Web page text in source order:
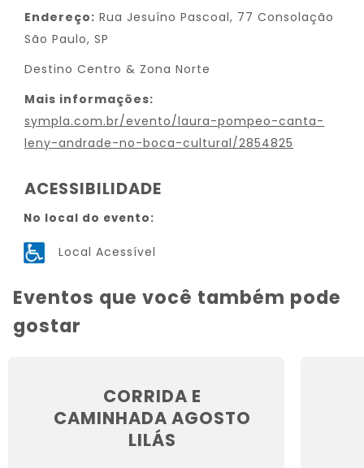
Endereço: Rua Jesuíno Pascoal, 77 Consolação
São Paulo, SP
Destino Centro & Zona Norte
Mais informações:
sympla.com.br/evento/laura-pompeo-canta-
leny-andrade-no-boca-cultural/2854825
ACESSIBILIDADE
No local do evento:
Local Acessível
Eventos que você também pode
gostar
CORRIDA E
CAMINHADA AGOSTO
LILÁS